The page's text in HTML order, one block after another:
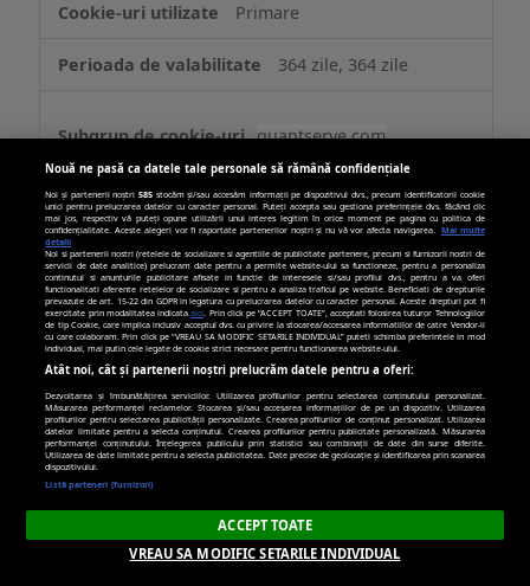
Primare
364 zile, 364 zile
quantserve.com
mc, d
Terț
365 zile, 90 zile
tribalfusion.com
ANON_ID_old, ANON_ID
365 zile, 89 zile
Nouă ne pasă ca datele tale personale să rămână confidențiale
Noi și partenerii noștri585 stocăm și/sau accesăm informații pe dispozitivul dvs., precum identificatorii cookie
unici pentru prelucrarea datelor cu caracter personal. Puteți accepta sau gestiona preferințele dvs. făcând clic
mai jos, respectiv vă puteți opune utilizării unui interes legitim în orice moment pe pagina cu politica de
confidențialitate. Aceste alegeri vor fi raportate partenerilor noștri și nu vă vor afecta navigarea.
Mai multe
detalii
Noi si partenerii nostri (retelele de socializare si agentiile de publicitate partenere, precum si furnizorii nostri de
servicii de date analitice) prelucram date pentru a permite website-ului sa functioneze, pentru a personaliza
continutul si anunturile publicitare afisate in functie de interesele si/sau profilul dvs., pentru a va oferi
functionalitati aferente retelelor de socializare si pentru a analiza traficul pe website. Beneficiati de drepturile
prevazute de art. 15-22 din GDPR in legatura cu prelucrarea datelor cu caracter personal. Aceste drepturi pot fi
exercitate prin modalitatea indicataaici . Prin click pe “ACCEPT TOATE”, acceptati folosirea tuturor Tehnologiilor
de tip Cookie, care implica inclusiv acceptul dvs. cu privire la stocarea/accesarea informatiilor de catre Vendor-ii
cu care colaboram. Prin click pe “VREAU SA MODIFIC SETARILE INDIVIDUAL” puteti schimba preferintele in mod
individual, mai putin cele legate de cookie strict necesare pentru functionarea website-ului.
Atât noi, cât și partenerii noștri prelucrăm datele pentru a oferi:
Dezvoltarea și îmbunătățirea serviciilor. Utilizarea profilurilor pentru selectarea conținutului personalizat.
Măsurarea performanței reclamelor. Stocarea și/sau accesarea informațiilor de pe un dispozitiv. Utilizarea
profilurilor pentru selectarea publicității personalizate. Crearea profilurilor de conținut personalizat. Utilizarea
datelor limitate pentru a selecta conținutul. Crearea profilurilor pentru publicitate personalizată. Măsurarea
performanței conținutului. Înțelegerea publicului prin statistici sau combinații de date din surse diferite.
Utilizarea de date limitate pentru a selecta publicitatea. Date precise de geolocație și identificarea prin scanarea
dispozitivului.
Listă parteneri (furnizori)
ACCEPT TOATE
VREAU SA MODIFIC SETARILE INDIVIDUAL